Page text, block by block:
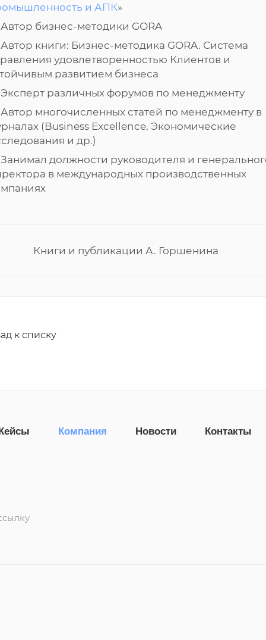
и АПК»
Автор бизнес-методики GORA
Автор книги: Бизнес-методика GORA. Система
удовлетворенностью Клиентов и
развитием бизнеса
Эксперт различных форумов по менеджменту
Автор многочисленных статей по менеджменту в
(Business Excellence, Экономические
и др.)
Занимал должности руководителя и
в международных производственных
Книги и публикации А. Горшенина
к списку
Компания Новости Контакты